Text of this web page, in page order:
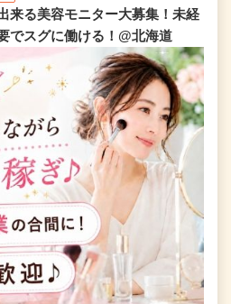
来る美容モニター大募集！未経
でスグに働ける！@北海道